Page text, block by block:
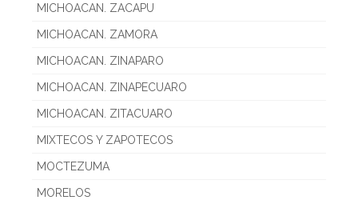
MICHOACAN. ZACAPU
MICHOACAN. ZAMORA
MICHOACAN. ZINAPARO
MICHOACAN. ZINAPECUARO
MICHOACAN. ZITACUARO
MIXTECOS Y ZAPOTECOS
MOCTEZUMA
MORELOS